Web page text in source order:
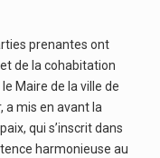
prenantes ont
de la cohabitation
Maire de la ville de
a mis en avant la
qui s’inscrit dans
harmonieuse au